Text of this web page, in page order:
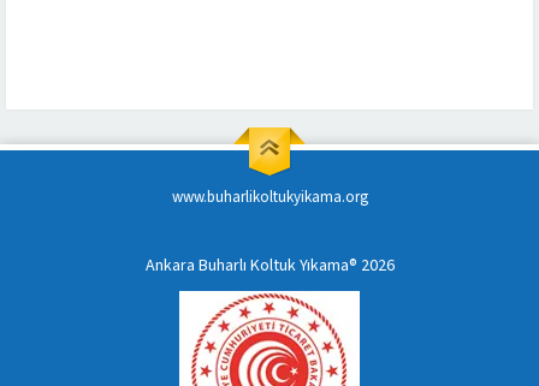
www.buharlikoltukyikama.org
Ankara Buharlı Koltuk Yıkama® 2026